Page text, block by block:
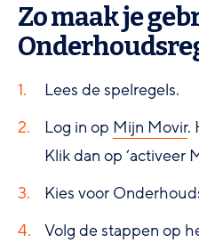
Zo maak je
Lees de spelregels.
Log in op Mijn Movir.
Klik dan op ‘activeer
Kies voor
Volg de stappen op